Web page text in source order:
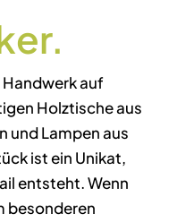
auf
Holztische aus
und Lampen aus
ist ein Unikat,
entsteht. Wenn
besonderen